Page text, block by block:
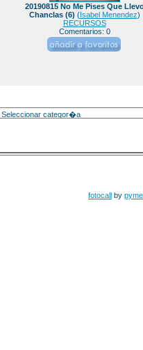
20190815 No Me Pises Que
Chanclas (6) (Isabel Menendez)
RECURSOS
Comentarios: 0
fotocall by